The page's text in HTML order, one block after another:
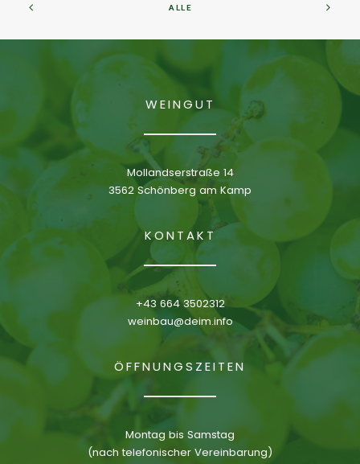
ALLE
WEINGUT
Mollandserstraße 14
3562 Schönberg am Kamp
KONTAKT
+43 664 3502312
weinbau@deim.info
ÖFFNUNGSZEITEN
Montag bis Samstag
(nach telefonischer Vereinbarung)